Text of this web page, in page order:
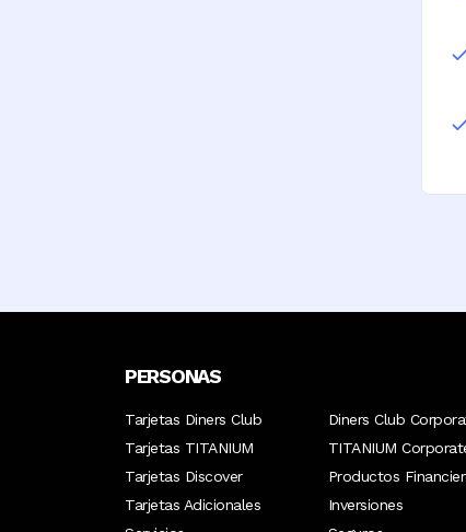
PERSONAS
Tarjetas Diners Club
Tarjetas TITANIUM
Tarjetas Discover
Tarjetas Adicionales
Diners Club
TITANIUM
Productos
Inversiones